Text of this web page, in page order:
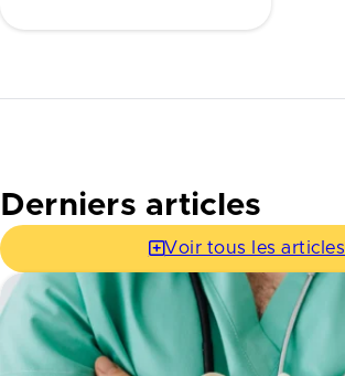
Derniers articles
Voir tous les articles